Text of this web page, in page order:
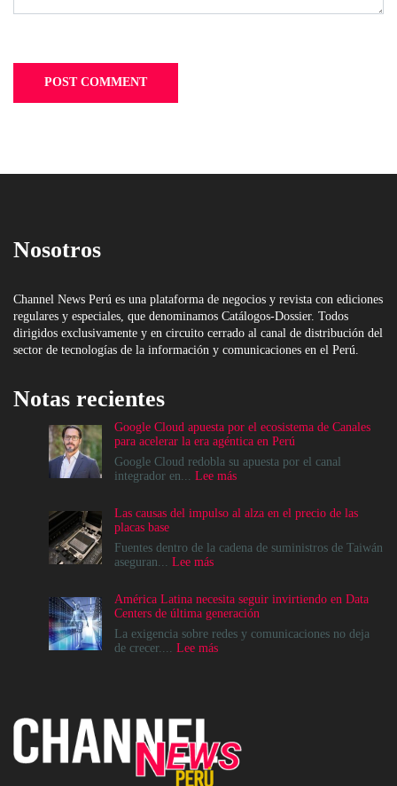
Nosotros
Channel News Perú es una plataforma de negocios y revista con ediciones
regulares y especiales, que denominamos Catálogos-Dossier. Todos
dirigidos exclusivamente y en circuito cerrado al canal de distribución del
sector de tecnologías de la información y comunicaciones en el Perú.
Notas recientes
Google Cloud apuesta por el ecosistema de Canales
para acelerar la era agéntica en Perú
Google Cloud redobla su apuesta por el canal
integrador en... Lee más:
apuesta
el
para
acelerar
la
era
Las causas del impulso al alza en el precio de las
placas base
Fuentes dentro de la cadena de suministros de Taiwán
aseguran... Lee más:
del
impulso
al
alza
base
América Latina necesita seguir invirtiendo en Data
Centers de última generación
La exigencia sobre redes y comunicaciones no deja
de crecer.... Lee más:
Data
Centers
de